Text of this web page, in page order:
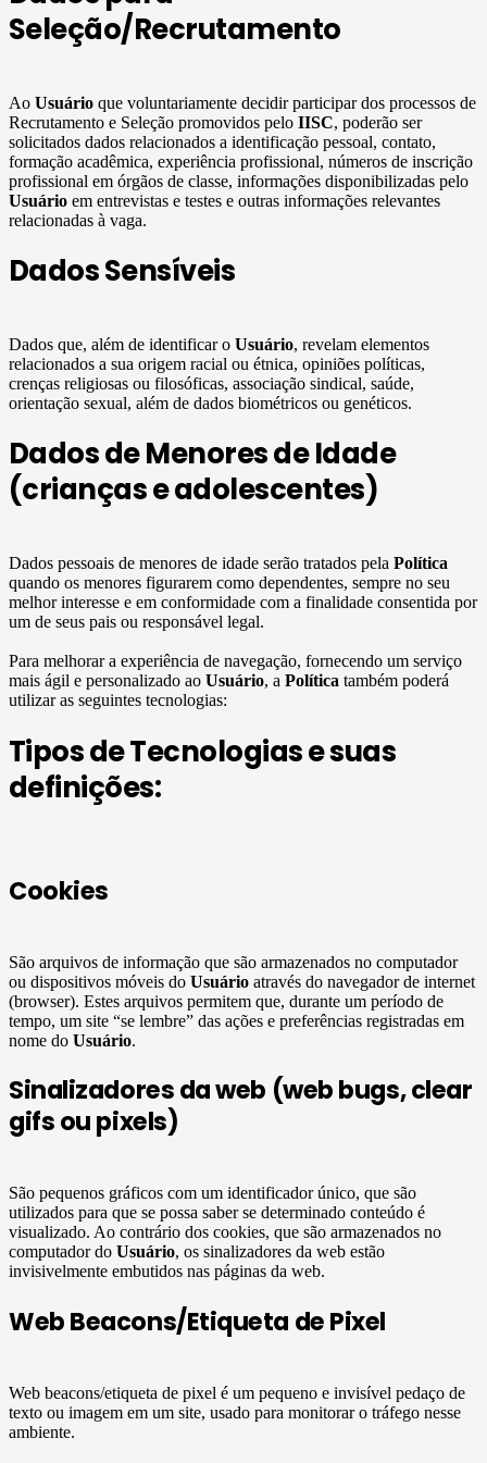
Seleção/Recrutamento
Ao Usuário que voluntariamente decidir participar dos processos de
Recrutamento e Seleção promovidos pelo IISC, poderão ser
solicitados dados relacionados a identificação pessoal, contato,
formação acadêmica, experiência profissional, números de inscrição
profissional em órgãos de classe, informações disponibilizadas pelo
Usuário em entrevistas e testes e outras informações relevantes
relacionadas à vaga.
Dados Sensíveis
Dados que, além de identificar o Usuário, revelam elementos
relacionados a sua origem racial ou étnica, opiniões políticas,
crenças religiosas ou filosóficas, associação sindical, saúde,
orientação sexual, além de dados biométricos ou genéticos.
Dados de Menores de Idade
(crianças e adolescentes)
Dados pessoais de menores de idade serão tratados pela Política
quando os menores figurarem como dependentes, sempre no seu
melhor interesse e em conformidade com a finalidade consentida por
um de seus pais ou responsável legal.
Para melhorar a experiência de navegação, fornecendo um serviço
mais ágil e personalizado ao Usuário, a Política também poderá
utilizar as seguintes tecnologias:
Tipos de Tecnologias e suas
definições:
Cookies
São arquivos de informação que são armazenados no computador
ou dispositivos móveis do Usuário através do navegador de internet
(browser). Estes arquivos permitem que, durante um período de
tempo, um site “se lembre” das ações e preferências registradas em
nome do Usuário.
Sinalizadores da web (web bugs, clear
gifs ou pixels)
São pequenos gráficos com um identificador único, que são
utilizados para que se possa saber se determinado conteúdo é
visualizado. Ao contrário dos cookies, que são armazenados no
computador do Usuário, os sinalizadores da web estão
invisivelmente embutidos nas páginas da web.
Web Beacons/Etiqueta de Pixel
Web beacons/etiqueta de pixel é um pequeno e invisível pedaço de
texto ou imagem em um site, usado para monitorar o tráfego nesse
ambiente.